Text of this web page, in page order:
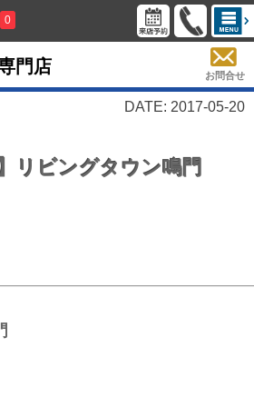
0
門店 お問合せ
DATE: 2017-05-20
リビングタウン鳴門